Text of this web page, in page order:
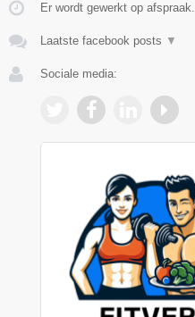
Er wordt gewerkt op afspraak.
Laatste facebook posts ▼
Sociale media: